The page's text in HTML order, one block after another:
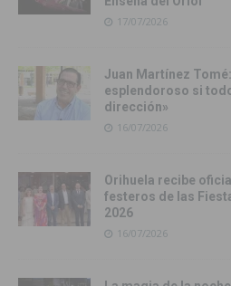
17/07/2026
Juan Martínez
esplendoroso si
dirección»
16/07/2026
Orihuela recibe
festeros de las
2026
16/07/2026